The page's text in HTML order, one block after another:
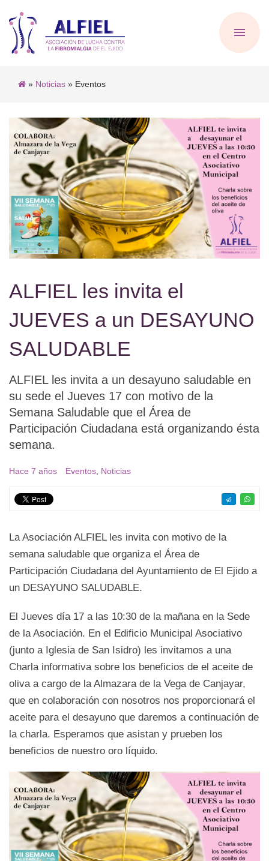
» Noticias » Eventos
ALFIEL les invita el
JUEVES a un DESAYUNO
SALUDABLE
ALFIEL les invita a un desayuno saludable en
su sede el Jueves 17 con motivo de la
Semana Saludable que el Área de
Participación Ciudadana está organizando ésta
semana.
Hace 7 años Eventos Noticias
La Asociación ALFIEL les invita con motivo de la
semana saludable que organiza el Área de
Participación Ciudadana del Ayuntamiento de El Ejido a
un DESAYUNO SALUDABLE.
El Jueves día 17 a las 10:30 de la mañana en la Sede
de la Asociación. En el Edificio Municipal Asociativo
(junto a Iglesia de San Isidro) les invitamos a una
Charla informativa sobre los beneficios de el aceite de
oliva a cargo de la Almazara de la Vega de Canjayar,
que en colaboración con nosotros nos proporcionará el
aceite para el desayuno que daremos a continuación de
la charla. Esperamos que asistan y prueben los
beneficios de nuestro oro líquido.